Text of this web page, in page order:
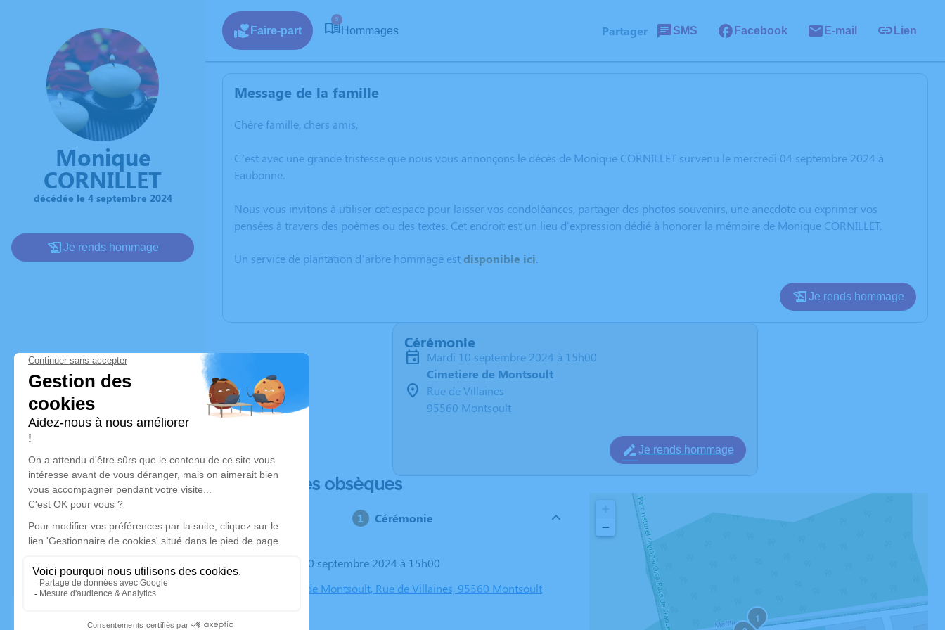
Monique
CORNILLET
décédée le 4 septembre 2024
Je rends hommage
Faire-part
5
Hommages Partager SMS Facebook E-mail Lien
Message de la famille
Chère famille, chers amis,
C’est avec une grande tristesse que nous vous annonçons le décès de Monique CORNILLET survenu le mercredi 04 septembre 2024 à
Eaubonne.
Nous vous invitons à utiliser cet espace pour laisser vos condoléances, partager des photos souvenirs, une anecdote ou exprimer vos
pensées à travers des poèmes ou des textes. Cet endroit est un lieu d'expression dédié à honorer la mémoire de Monique CORNILLET.
Un service de plantation d’arbre hommage estdisponible ici.
Je rends hommage
Cérémonie
mardi 10 septembre 2024 à 15h00
Cimetiere de Montsoult
Rue de Villaines
95560 Montsoult
Je rends hommage
Déroulé des obsèques
Cérémonie
Le mardi 10 septembre 2024 à 15h00
Cimetiere de Montsoult, Rue de Villaines, 95560 Montsoult
1
−